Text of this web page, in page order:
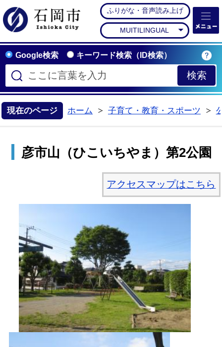
石岡市公式ホームペー
ふりがな・音声読み上げ
MUITILINGUAL
Google検索 キーワード検索（ID検索）
現在のページ ホーム
子育て・教育・スポーツ
彦市山（ひこいちやま）第2公園
アクセスマップはこちら